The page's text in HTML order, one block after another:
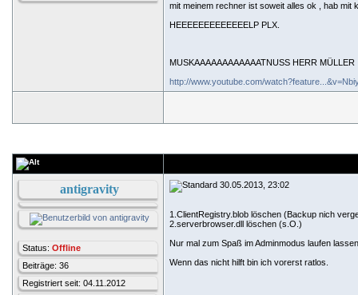
mit meinem rechner ist soweit alles ok , hab mit
HEEEEEEEEEEEEELP PLX.
MUSKAAAAAAAAAAAATNUSS HERR MÜLLER
http://www.youtube.com/
antigravity
Status: Offline
Beiträge: 36
Registriert seit: 04.11.2012
30.05.2013, 23:02
1.ClientRegistry.blob löschen (Backup nich
2.serverbrowser.dll löschen (s.O.)
Nur mal zum Spaß im Adminmodus laufen
Wenn das nicht hilft bin ich vorerst ratlos.